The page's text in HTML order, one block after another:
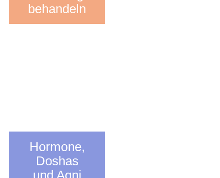
behandeln
Hormone,
Doshas
und Agni